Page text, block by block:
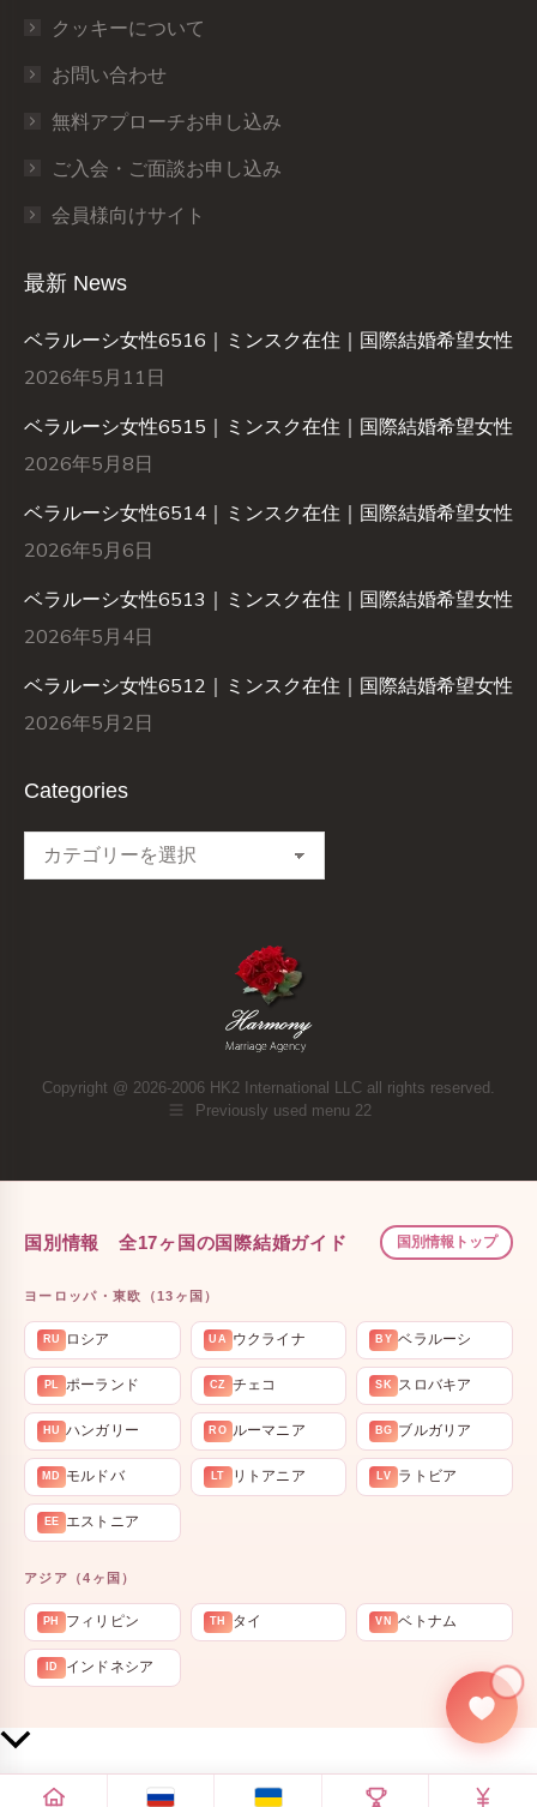
クッキーについて
お問い合わせ
無料アプローチお申し込み
ご入会・ご面談お申し込み
会員様向けサイト
最新 News
ベラルーシ女性6516｜ミンスク在住｜国際結婚希望女性
2026年5月11日
ベラルーシ女性6515｜ミンスク在住｜国際結婚希望女性
2026年5月8日
ベラルーシ女性6514｜ミンスク在住｜国際結婚希望女性
2026年5月6日
ベラルーシ女性6513｜ミンスク在住｜国際結婚希望女性
2026年5月4日
ベラルーシ女性6512｜ミンスク在住｜国際結婚希望女性
2026年5月2日
Categories
Categories
Copyright @ 2026-2006 HK2 International LLC all rights reserved.
Previously used menu 22
国別情報 全17ヶ国の国際結婚ガイド 国別情報トップ
ヨーロッパ・東欧（13ヶ国）
RU ロシア UA ウクライナ BY ベラルーシ
PL ポーランド CZ チェコ SK スロバキア
HU ハンガリー RO ルーマニア BG ブルガリア
MD モルドバ LT リトアニア LV ラトビア
EE エストニア
アジア（4ヶ国）
PH フィリピン TH タイ VN ベトナム
ID インドネシア
部
へ
💍